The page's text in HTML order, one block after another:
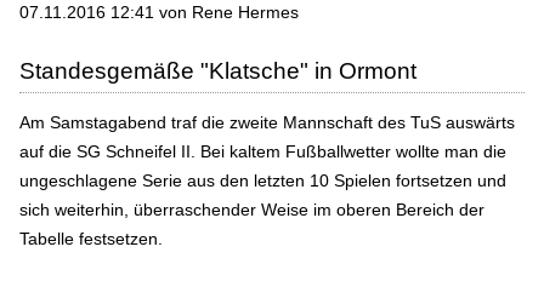
07.11.2016 12:41 von Rene Hermes
Standesgemäße "Klatsche" in Ormont
Am Samstagabend traf die zweite Mannschaft des TuS auswärts
auf die SG Schneifel II. Bei kaltem Fußballwetter wollte man die
ungeschlagene Serie aus den letzten 10 Spielen fortsetzen und
sich weiterhin, überraschender Weise im oberen Bereich der
Tabelle festsetzen.